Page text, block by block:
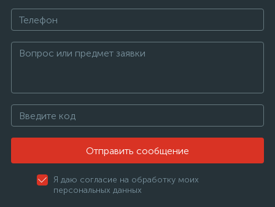
Отправить сообщение
Я даю согласие на обработку моих
персональных данных